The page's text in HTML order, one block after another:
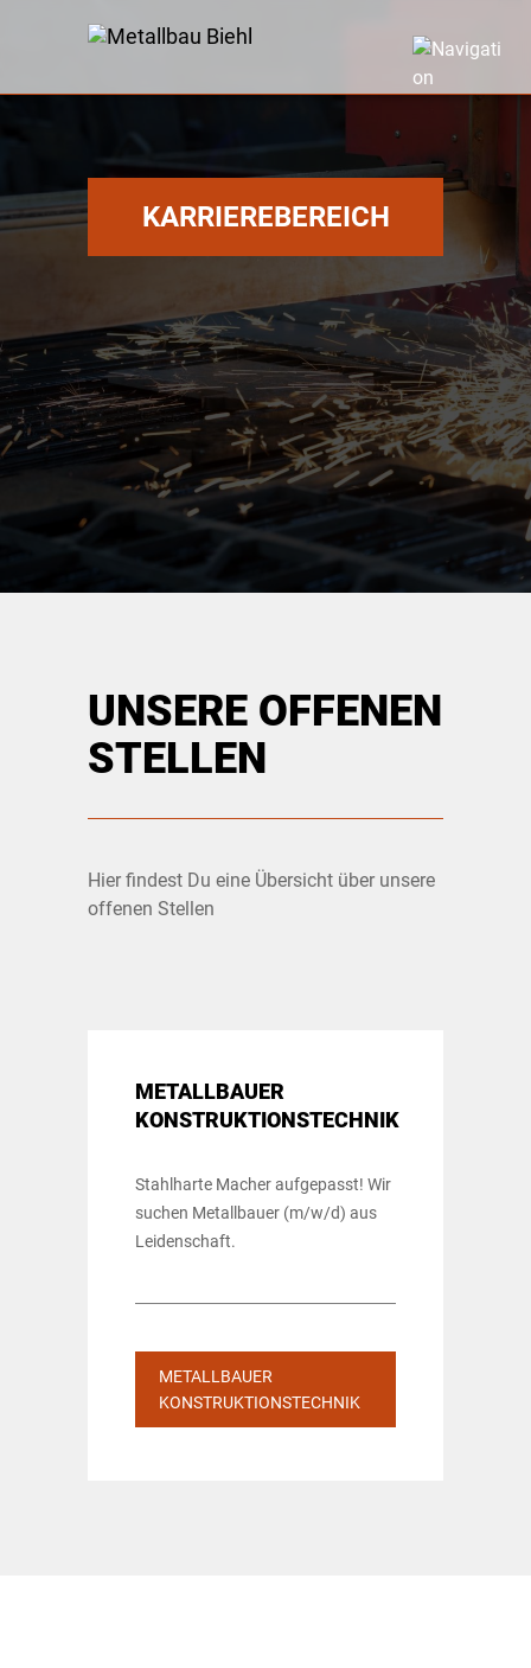
KARRIEREBEREICH
UNSERE OFFENEN
STELLEN
Hier findest Du eine Übersicht über unsere
offenen Stellen
METALLBAUER
KONSTRUKTIONSTECHNIK
Stahlharte Macher aufgepasst! Wir
suchen Metallbauer (m/w/d) aus
Leidenschaft.
METALLBAUER
KONSTRUKTIONSTECHNIK